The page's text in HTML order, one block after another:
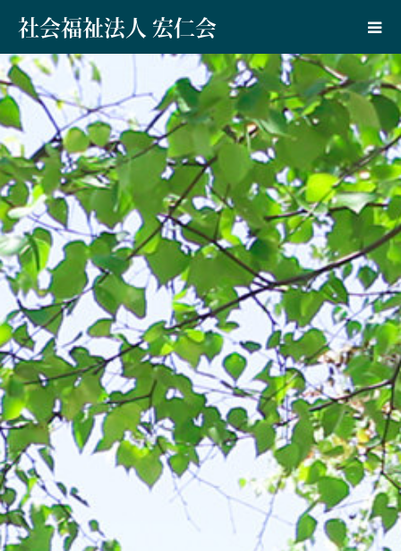
社会福祉法人 宏仁会